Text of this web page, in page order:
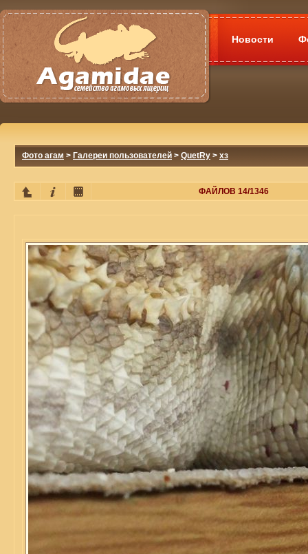
Новости
Фото агам > Галереи пользователей > QuetRy > хз
ФАЙЛОВ 14/1346